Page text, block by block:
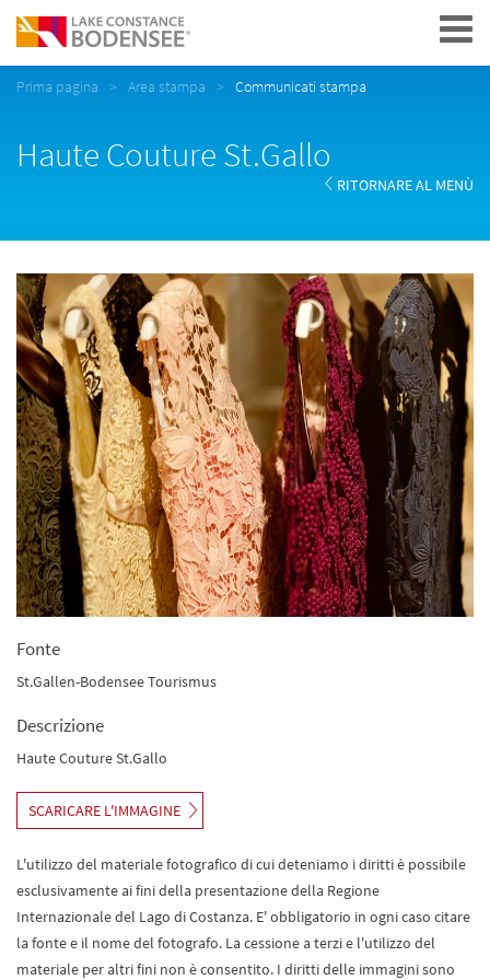
Navigation
Prima pagina Area stampa Communicati stampa
Haute Couture St.Gallo
RITORNARE AL MENÙ
Fonte
St.Gallen-Bodensee Tourismus
Descrizione
Haute Couture St.Gallo
SCARICARE L'IMMAGINE
L'utilizzo del materiale fotografico di cui deteniamo i diritti è possibile
esclusivamente ai fini della presentazione della Regione
Internazionale del Lago di Costanza. E' obbligatorio in ogni caso citare
la fonte e il nome del fotografo. La cessione a terzi e l'utilizzo del
materiale per altri fini non è consentito. I diritti delle immagini sono